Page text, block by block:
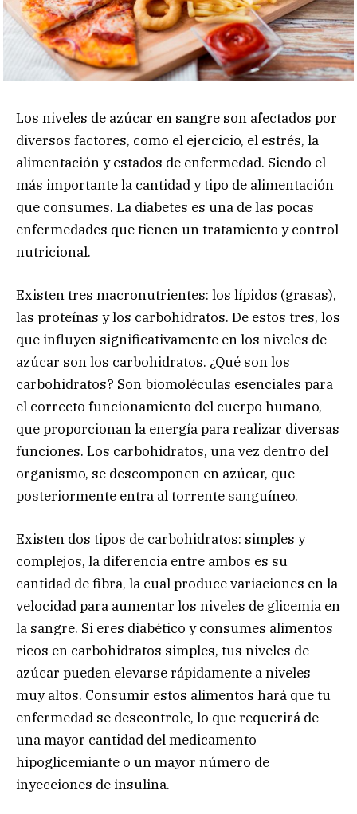
Los niveles de azúcar en sangre son afectados por
diversos factores, como el ejercicio, el estrés, la
alimentación y estados de enfermedad. Siendo el
más importante la cantidad y tipo de alimentación
que consumes. La diabetes es una de las pocas
enfermedades que tienen un tratamiento y control
nutricional.
Existen tres macronutrientes: los lípidos (grasas),
las proteínas y los carbohidratos. De estos tres, los
que influyen significativamente en los niveles de
azúcar son los carbohidratos. ¿Qué son los
carbohidratos? Son biomoléculas esenciales para
el correcto funcionamiento del cuerpo humano,
que proporcionan la energía para realizar diversas
funciones. Los carbohidratos, una vez dentro del
organismo, se descomponen en azúcar, que
posteriormente entra al torrente sanguíneo.
Existen dos tipos de carbohidratos: simples y
complejos, la diferencia entre ambos es su
cantidad de fibra, la cual produce variaciones en la
velocidad para aumentar los niveles de glicemia en
la sangre. Si eres diabético y consumes alimentos
ricos en carbohidratos simples, tus niveles de
azúcar pueden elevarse rápidamente a niveles
muy altos. Consumir estos alimentos hará que tu
enfermedad se descontrole, lo que requerirá de
una mayor cantidad del medicamento
hipoglicemiante o un mayor número de
inyecciones de insulina.